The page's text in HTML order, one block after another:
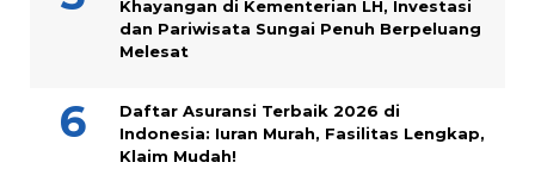
Khayangan di Kementerian LH, Investasi
dan Pariwisata Sungai Penuh Berpeluang
Melesat
Daftar Asuransi Terbaik 2026 di
Indonesia: Iuran Murah, Fasilitas Lengkap,
Klaim Mudah!